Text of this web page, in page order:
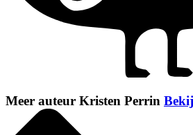
Meer auteur Kristen Perrin